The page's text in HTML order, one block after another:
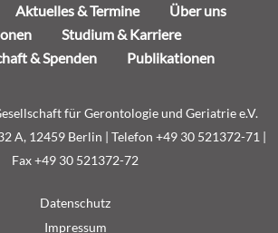
Aktuelles & Termine
Über uns
Studium & Karriere
& Spenden
Publikationen
für Gerontologie und Geriatrie e.V.
A, 12459 Berlin | Telefon +49 30 521372-71 |
Fax +49 30 521372-72
Navigation
überspringen
Datenschutz
Impressum